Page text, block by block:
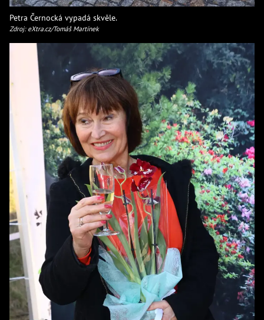
Petra Černocká vypadá skvěle.
Zdroj: eXtra.cz/Tomáš Martínek